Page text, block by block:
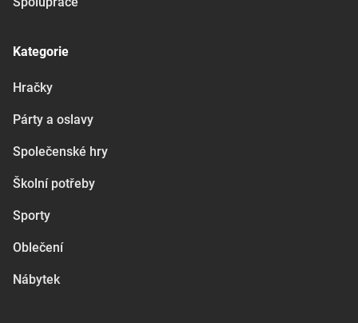
Kategorie
Hračky
Párty a oslavy
Společenské hry
Školní potřeby
Sporty
Oblečení
Nábytek